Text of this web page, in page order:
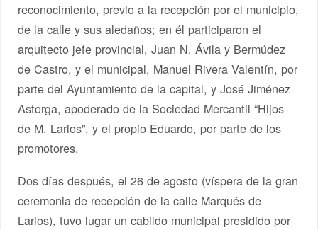
reconocimiento, previo a la recepción por el municipio,
de la calle y sus aledaños; en él participaron el
arquitecto jefe provincial, Juan N. Ávila y Bermúdez
de Castro, y el municipal, Manuel Rivera Valentín, por
parte del Ayuntamiento de la capital, y José Jiménez
Astorga, apoderado de la Sociedad Mercantil “Hijos
de M. Larios”, y el propio Eduardo, por parte de los
promotores.
Dos días después, el 26 de agosto (víspera de la gran
ceremonia de recepción de la calle Marqués de
Larios), tuvo lugar un cabildo municipal presidido por